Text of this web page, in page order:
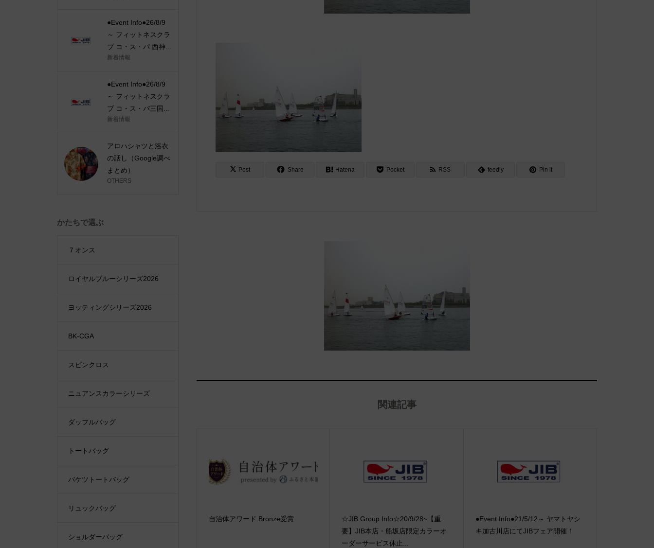
Post Share Hatena Pocket RSS feedly Pin it
関連記事
自治体アワード Bronze受賞
☆JIB Group Info☆20/9/28~【重
要】JIB本店・船坂店限定カラーオ
ーダーサービス休止...
●Event Info●21/5/12～ ヤマトヤシ
キ加古川店にてJIBフェア開催！
●Event Info●26/8/9
～ フィットネスクラ
ブ コ・ス・パ 西神...
新着情報
●Event Info●26/8/9
～ フィットネスクラ
ブ コ・ス・パ三国...
新着情報
アロハシャツと浴衣
の話し（Google調べ
まとめ）
OTHERS
かたちで選ぶ
７オンス
ロイヤルブルーシリーズ2026
ヨッティングシリーズ2026
BK-CGA
スピンクロス
ニュアンスカラーシリーズ
ダッフルバッグ
トートバッグ
バケツトートバッグ
リュックバッグ
ショルダーバッグ